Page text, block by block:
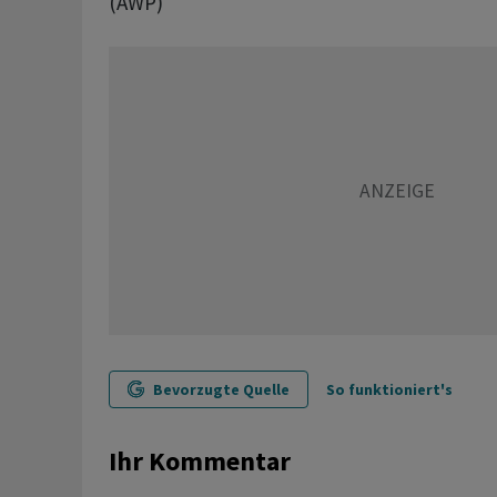
Bevorzugte Quelle So funktioniert's
Ihr Kommentar